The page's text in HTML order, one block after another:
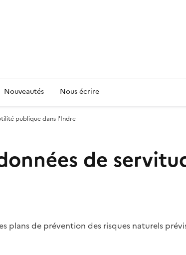
Nouveautés Nous écrire
publique dans l'Indre
de
de prévention des risques naturels